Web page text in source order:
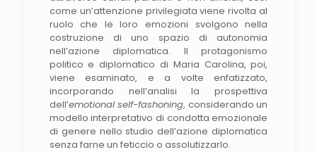
come un’attenzione privilegiata viene rivolta al
ruolo che le loro emozioni svolgono nella
costruzione di uno spazio di autonomia
nell’azione diplomatica. Il protagonismo
politico e diplomatico di Maria Carolina, poi,
viene esaminato, e a volte enfatizzato,
incorporando nell’analisi la prospettiva
dell’emotional self-fashoning, considerando un
modello interpretativo di condotta emozionale
di genere nello studio dell’azione diplomatica
senza farne un feticcio o assolutizzarlo.